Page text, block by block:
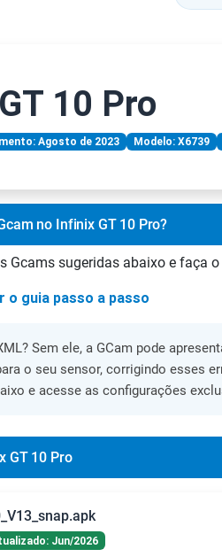
10 Pro
Agosto de 2023 Modelo: X6739
no Infinix GT 10 Pro?
Gcams sugeridas abaixo e faça
o guia passo a passo
Sem ele, a GCam pode
o seu sensor, corrigindo esses
e acesse as configurações
GT 10 Pro
Jun/2026